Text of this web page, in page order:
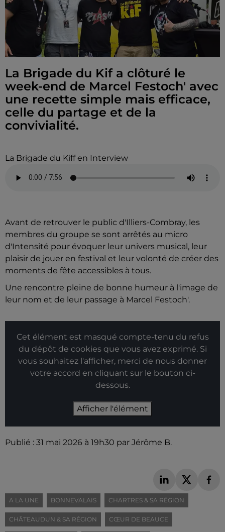
La Brigade du Kif a clôturé le
week-end de Marcel Festoch' avec
une recette simple mais efficace,
celle du partage et de la
convivialité.
La Brigade du Kiff en Interview
Avant de retrouver le public d'Illiers-Combray, les
membres du groupe se sont arrêtés au micro
d'Intensité pour évoquer leur univers musical, leur
plaisir de jouer en festival et leur volonté de créer des
moments de fête accessibles à tous.
Une rencontre pleine de bonne humeur à l'image de
leur nom et de leur passage à Marcel Festoch'.
Cet élément est masqué compte-tenu du refus
du dépôt de cookies que vous avez exprimé. Si
vous souhaitez l'afficher, merci de nous donner
votre accord en cliquant sur le bouton ci-
dessous.
Afficher l'élément
Publié : 31 mai 2026 à 19h30 par Jérôme B.
A LA UNE BONNEVALAIS CHARTRES & SA RÉGION
CHÂTEAUDUN & SA RÉGION CŒUR DE BEAUCE